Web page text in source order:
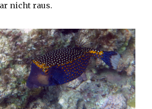
nicht raus.